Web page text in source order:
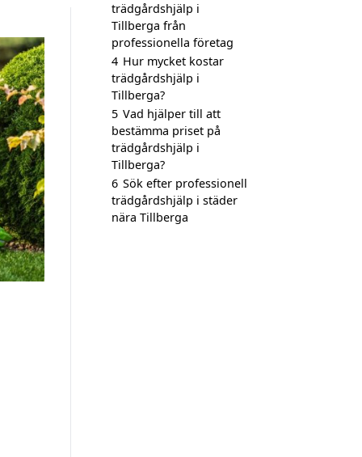
trädgårdshjälp i
Tillberga från
professionella företag
4 Hur mycket kostar
trädgårdshjälp i
Tillberga?
5 Vad hjälper till att
bestämma priset på
trädgårdshjälp i
Tillberga?
6 Sök efter professionell
trädgårdshjälp i städer
nära Tillberga